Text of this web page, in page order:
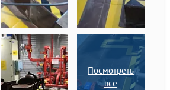
Посмотреть
все